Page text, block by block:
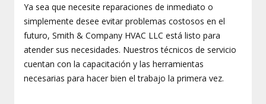
Ya sea que necesite reparaciones de inmediato o
simplemente desee evitar problemas costosos en el
futuro, Smith & Company HVAC LLC está listo para
atender sus necesidades. Nuestros técnicos de servicio
cuentan con la capacitación y las herramientas
necesarias para hacer bien el trabajo la primera vez.